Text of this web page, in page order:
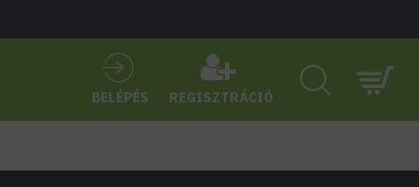
BELÉPÉS REGISZTRÁCIÓ